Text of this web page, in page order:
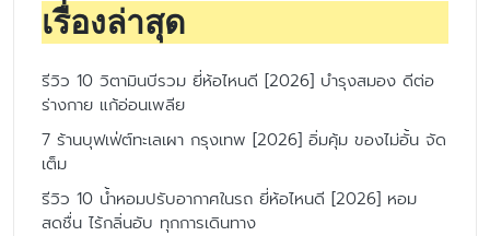
เรื่องล่าสุด
รีวิว 10 วิตามินบีรวม ยี่ห้อไหนดี [2026] บำรุงสมอง ดีต่อ
ร่างกาย แก้อ่อนเพลีย
7 ร้านบุฟเฟ่ต์ทะเลเผา กรุงเทพ [2026] อิ่มคุ้ม ของไม่อั้น จัด
เต็ม
รีวิว 10 น้ำหอมปรับอากาศในรถ ยี่ห้อไหนดี [2026] หอม
สดชื่น ไร้กลิ่นอับ ทุกการเดินทาง